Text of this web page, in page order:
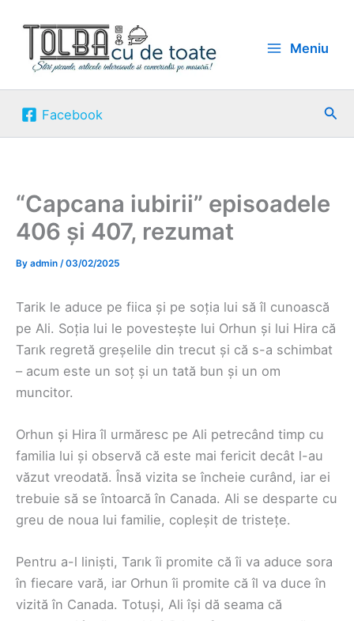
content
Meniu
Facebook
“Capcana iubirii” episoadele
406 și 407, rezumat
By admin /03/02/2025
Tarik le aduce pe fiica și pe soția lui să îl cunoască
pe Ali. Soția lui le povestește lui Orhun și lui Hira că
Tarık regretă greșelile din trecut și că s-a schimbat
– acum este un soț și un tată bun și un om
muncitor.
Orhun și Hira îl urmăresc pe Ali petrecând timp cu
familia lui și observă că este mai fericit decât l-au
văzut vreodată. Însă vizita se încheie curând, iar ei
trebuie să se întoarcă în Canada. Ali se desparte cu
greu de noua lui familie, copleșit de tristețe.
Pentru a-l liniști, Tarık îi promite că îi va aduce sora
în fiecare vară, iar Orhun îi promite că îl va duce în
vizită în Canada. Totuși, Ali își dă seama că